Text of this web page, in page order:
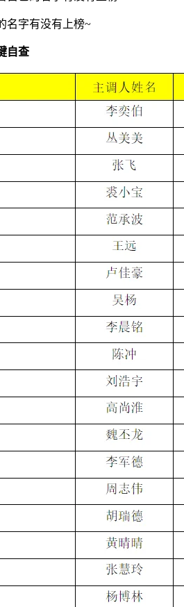
名字有没有上榜~
自查